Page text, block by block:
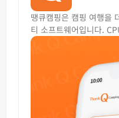
땡큐캠핑은 캠핑 여행을
티 소프트웨어입니다.